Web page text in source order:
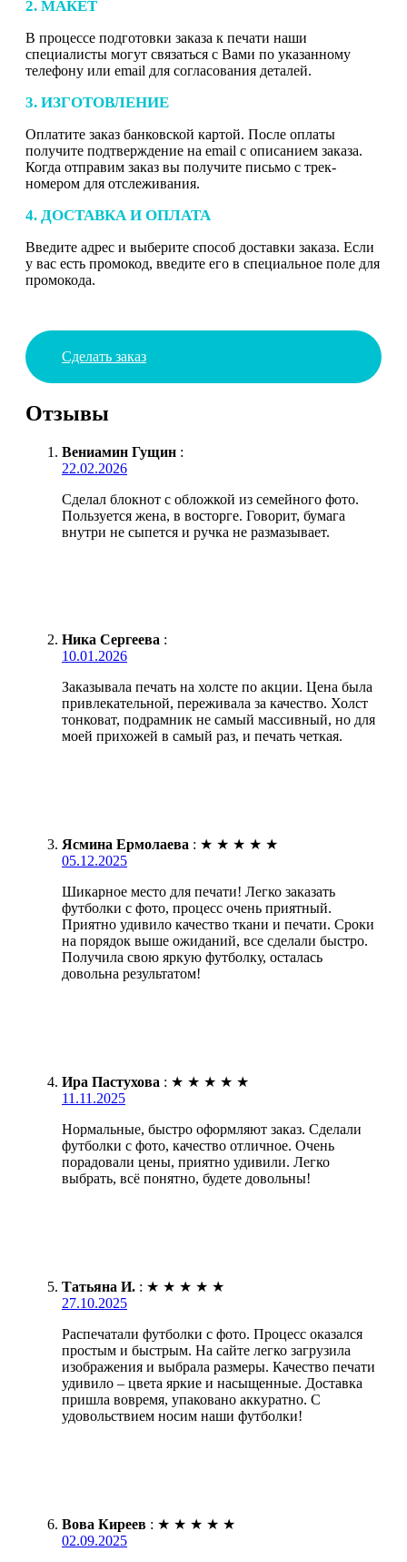
2. МАКЕТ
В процессе подготовки заказа к печати наши
специалисты могут связаться с Вами по указанному
телефону или email для согласования деталей.
3. ИЗГОТОВЛЕНИЕ
Оплатите заказ банковской картой. После оплаты
получите подтверждение на email с описанием заказа.
Когда отправим заказ вы получите письмо с трек-
номером для отслеживания.
4. ДОСТАВКА И ОПЛАТА
Введите адрес и выберите способ доставки заказа. Если
у вас есть промокод, введите его в специальное поле для
промокода.
Сделать заказ
Отзывы
Вениамин Гущин :
22.02.2026
Сделал блокнот с обложкой из семейного фото.
Пользуется жена, в восторге. Говорит, бумага
внутри не сыпется и ручка не размазывает.
Ника Сергеева :
10.01.2026
Заказывала печать на холсте по акции. Цена была
привлекательной, переживала за качество. Холст
тонковат, подрамник не самый массивный, но для
моей прихожей в самый раз, и печать четкая.
Ясмина Ермолаева : ★ ★ ★ ★ ★
05.12.2025
Шикарное место для печати! Легко заказать
футболки с фото, процесс очень приятный.
Приятно удивило качество ткани и печати. Сроки
на порядок выше ожиданий, все сделали быстро.
Получила свою яркую футболку, осталась
довольна результатом!
Ира Пастухова : ★ ★ ★ ★ ★
11.11.2025
Нормальные, быстро оформляют заказ. Сделали
футболки с фото, качество отличное. Очень
порадовали цены, приятно удивили. Легко
выбрать, всё понятно, будете довольны!
Татьяна И. : ★ ★ ★ ★ ★
27.10.2025
Распечатали футболки с фото. Процесс оказался
простым и быстрым. На сайте легко загрузила
изображения и выбрала размеры. Качество печати
удивило – цвета яркие и насыщенные. Доставка
пришла вовремя, упаковано аккуратно. С
удовольствием носим наши футболки!
Вова Киреев : ★ ★ ★ ★ ★
02.09.2025